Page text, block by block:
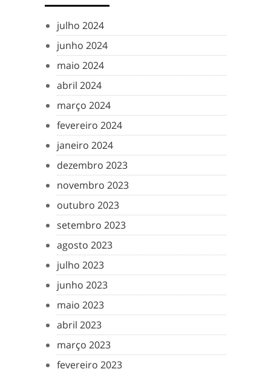
julho 2024
junho 2024
maio 2024
abril 2024
março 2024
fevereiro 2024
janeiro 2024
dezembro 2023
novembro 2023
outubro 2023
setembro 2023
agosto 2023
julho 2023
junho 2023
maio 2023
abril 2023
março 2023
fevereiro 2023